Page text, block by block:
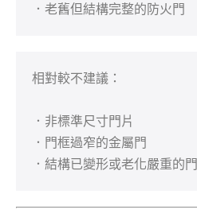
．老舊但結構完整的防火門
相對較不建議：
．非標準尺寸門片
．門框過窄的金屬門
．結構已變形或老化嚴重的門